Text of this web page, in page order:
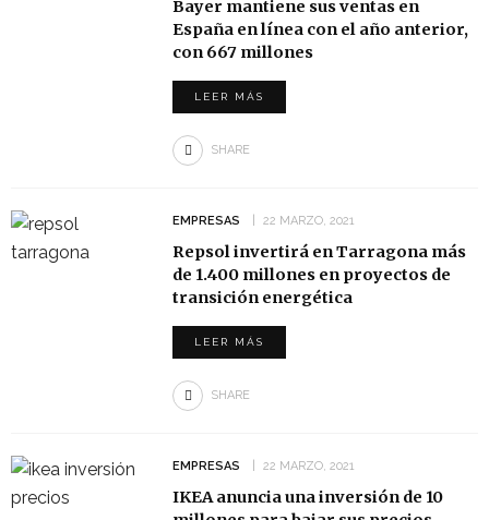
Bayer mantiene sus ventas en
España en línea con el año anterior,
con 667 millones
LEER MÁS
SHARE
EMPRESAS 22 MARZO, 2021
Repsol invertirá en Tarragona más
de 1.400 millones en proyectos de
transición energética
LEER MÁS
SHARE
EMPRESAS 22 MARZO, 2021
IKEA anuncia una inversión de 10